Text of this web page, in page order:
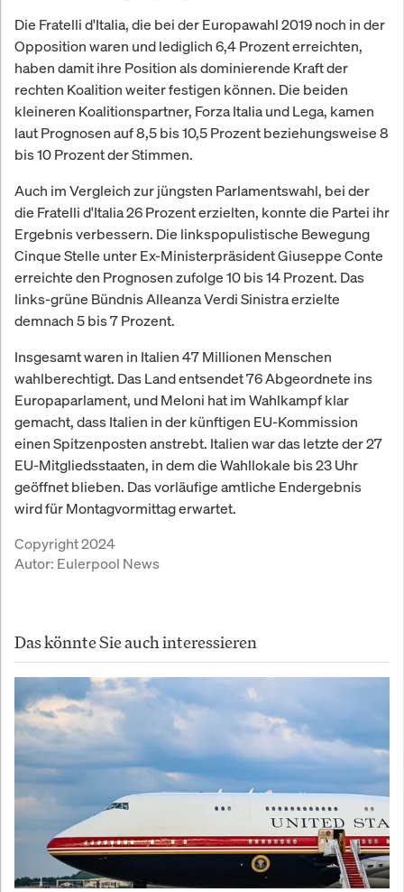
Die Fratelli d'Italia, die bei der Europawahl 2019 noch in der
Opposition waren und lediglich 6,4 Prozent erreichten,
haben damit ihre Position als dominierende Kraft der
rechten Koalition weiter festigen können. Die beiden
kleineren Koalitionspartner, Forza Italia und Lega, kamen
laut Prognosen auf 8,5 bis 10,5 Prozent beziehungsweise 8
bis 10 Prozent der Stimmen.
Auch im Vergleich zur jüngsten Parlamentswahl, bei der
die Fratelli d'Italia 26 Prozent erzielten, konnte die Partei ihr
Ergebnis verbessern. Die linkspopulistische Bewegung
Cinque Stelle unter Ex-Ministerpräsident Giuseppe Conte
erreichte den Prognosen zufolge 10 bis 14 Prozent. Das
links-grüne Bündnis Alleanza Verdi Sinistra erzielte
demnach 5 bis 7 Prozent.
Insgesamt waren in Italien 47 Millionen Menschen
wahlberechtigt. Das Land entsendet 76 Abgeordnete ins
Europaparlament, und Meloni hat im Wahlkampf klar
gemacht, dass Italien in der künftigen EU-Kommission
einen Spitzenposten anstrebt. Italien war das letzte der 27
EU-Mitgliedsstaaten, in dem die Wahllokale bis 23 Uhr
geöffnet blieben. Das vorläufige amtliche Endergebnis
wird für Montagvormittag erwartet.
Copyright 2024
Autor: Eulerpool News
Das könnte Sie auch interessieren